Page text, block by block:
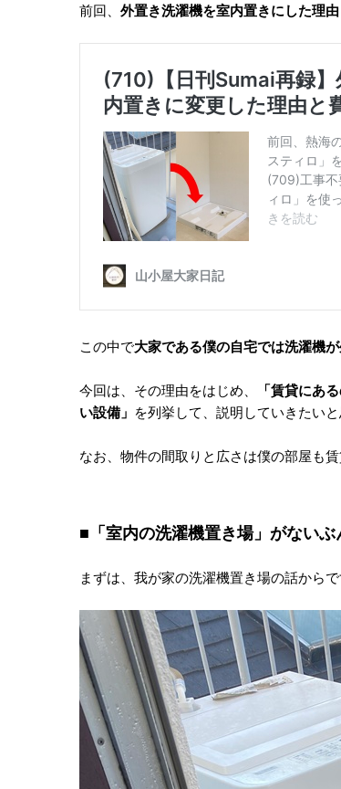
前回、 外置き洗濯機を室内置きにした理
この中で大家である僕の自宅では洗濯機
今回は、その理由をはじめ、 「賃貸にあ
い設備」 を列挙して、説明していきたいと
なお、物件の間取りと広さは僕の部屋も
■「室内の洗濯機置き場」がない
まずは、我が家の洗濯機置き場の話からで